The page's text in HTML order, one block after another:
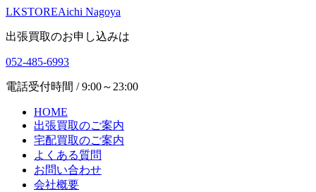
LKSTOREAichi Nagoya
出張買取のお申し込みは
052-485-6993
電話受付時間 / 9:00～23:00
HOME
出張買取のご案内
宅配買取のご案内
よくある質問
お問い合わせ
会社概要